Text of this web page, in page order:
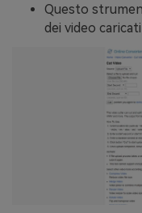
Questo
dei video